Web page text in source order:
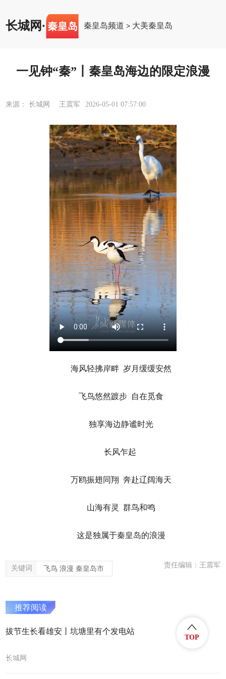
长城网· 秦皇岛 秦皇岛频道 > 大美秦皇岛
​一见钟“秦”丨秦皇岛海边的限定浪漫
来源： 长城网 王震军 2026-05-01 07:57:00
海风轻拂岸畔 岁月缓缓安然
飞鸟悠然踱步 自在觅食
独享海边静谧时光
长风乍起
万鸥振翅同翔 奔赴辽阔海天
山海有灵 群鸟和鸣
这是独属于秦皇岛的浪漫
关键词 飞鸟 浪漫 秦皇岛市 责任编辑：王震军
推荐阅读
拔节生长看雄安丨坑塘里有个发电站
长城网
TOP